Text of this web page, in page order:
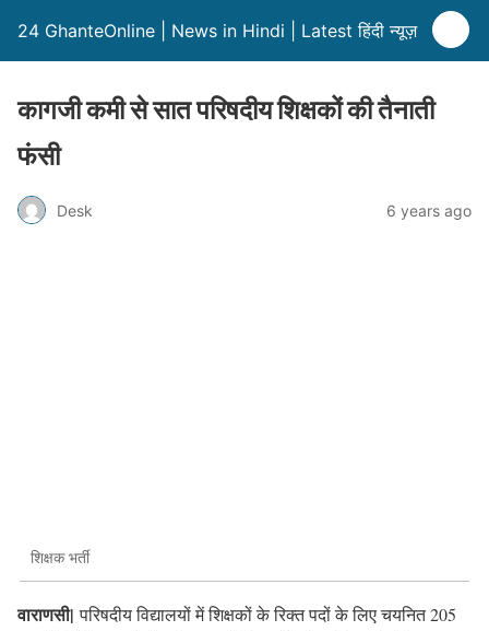
24 GhanteOnline | News in Hindi | Latest हिंदी न्यूज़
कागजी कमी से सात परिषदीय शिक्षकों की तैनाती
फंसी
Desk 6 years ago
शिक्षक भर्ती
वाराणसी|परिषदीय विद्यालयों में शिक्षकों के रिक्त पदों के लिए चयनित 205